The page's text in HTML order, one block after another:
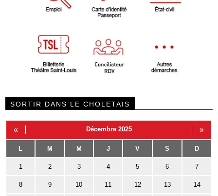
SORTIR DANS LE CHOLETAIS
« Décembre 2025 »
L M M J V S D
1 2 3 4 5 6 7
8 9 10 11 12 13 14